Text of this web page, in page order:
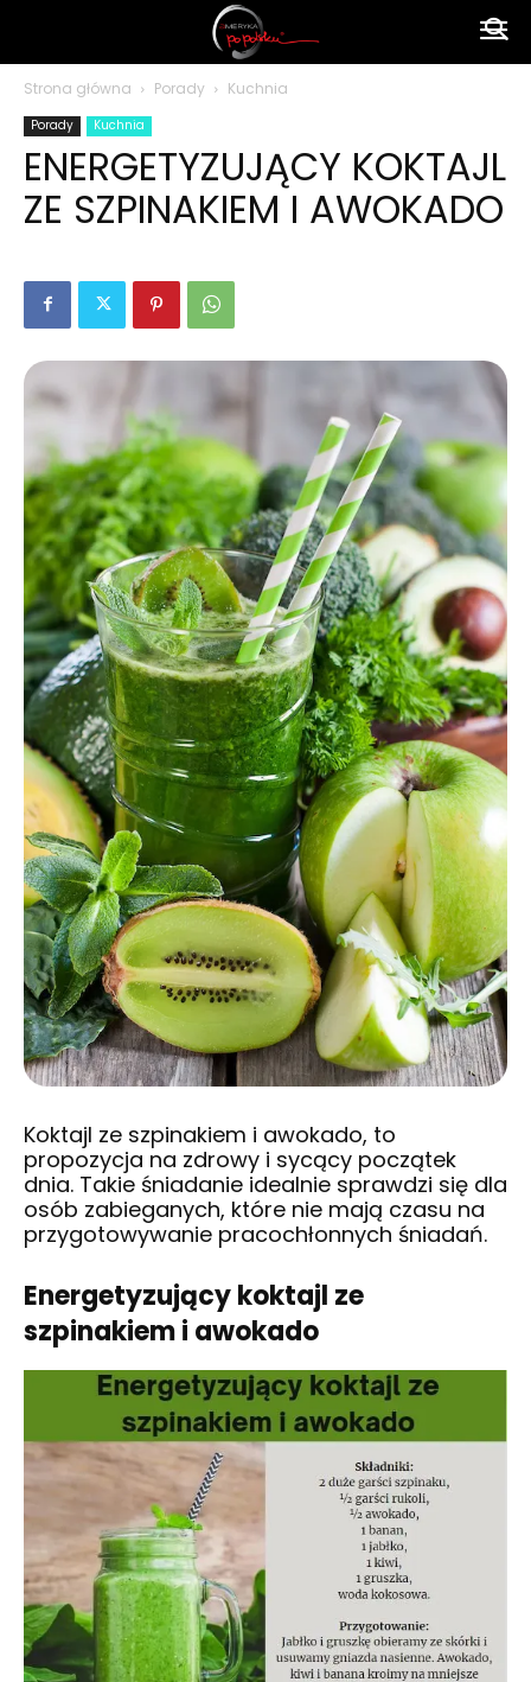
Strona główna Porady Kuchnia
Porady Kuchnia
ENERGETYZUJĄCY KOKTAJL
ZE SZPINAKIEM I AWOKADO
Koktajl ze szpinakiem i awokado, to
propozycja na zdrowy i sycący początek
dnia. Takie śniadanie idealnie sprawdzi się dla
osób zabieganych, które nie mają czasu na
przygotowywanie pracochłonnych śniadań.
Energetyzujący koktajl ze
szpinakiem i awokado